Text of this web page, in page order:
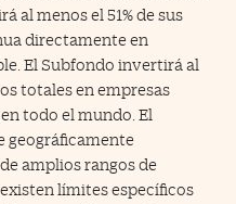
al menos el 51% de sus
directamente en
El Subfondo invertirá al
totales en empresas
todo el mundo. El
geográficamente
amplios rangos de
límites específicos